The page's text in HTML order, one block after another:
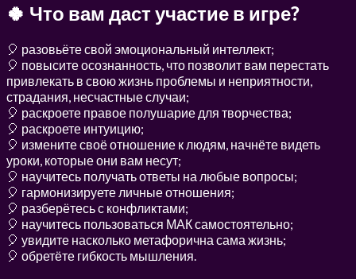
🍀 Что вам даст участие в игре?
🎈 разовьёте свой эмоциональный интеллект;
🎈 повысите осознанность, что позволит вам перестать
привлекать в свою жизнь проблемы и неприятности,
страдания, несчастные случаи;
🎈 раскроете правое полушарие для творчества;
🎈 раскроете интуицию;
🎈 измените своё отношение к людям, начнёте видеть
уроки, которые они вам несут;
🎈 научитесь получать ответы на любые вопросы;
🎈 гармонизируете личные отношения;
🎈 разберётесь с конфликтами;
🎈 научитесь пользоваться МАК самостоятельно;
🎈 увидите насколько метафорична сама жизнь;
🎈 обретёте гибкость мышления.